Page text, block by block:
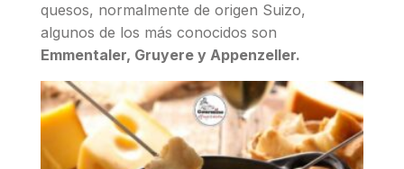
quesos, normalmente de origen Suizo,
algunos de los más conocidos son
Emmentaler, Gruyere y Appenzeller.